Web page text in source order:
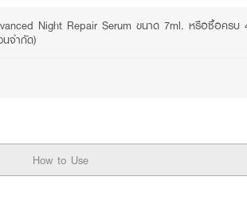
Night Repair Serum ขนาด 7ml. หรือซื้อครบ
จำกัด)
How to Use